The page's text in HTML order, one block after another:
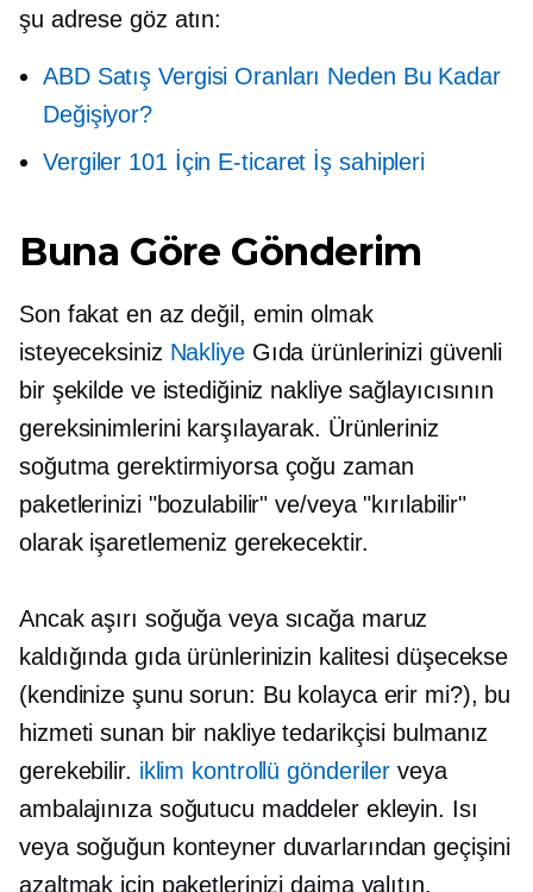
şu adrese göz atın:
ABD Satış Vergisi Oranları Neden Bu Kadar
Değişiyor?
Vergiler 101 İçin E-ticaret İş sahipleri
Buna Göre Gönderim
Son fakat en az değil, emin olmak
isteyeceksiniz NakliyeGıda ürünlerinizi güvenli
bir şekilde ve istediğiniz nakliye sağlayıcısının
gereksinimlerini karşılayarak. Ürünleriniz
soğutma gerektirmiyorsa çoğu zaman
paketlerinizi "bozulabilir" ve/veya "kırılabilir"
olarak işaretlemeniz gerekecektir.
Ancak aşırı soğuğa veya sıcağa maruz
kaldığında gıda ürünlerinizin kalitesi düşecekse
(kendinize şunu sorun: Bu kolayca erir mi?), bu
hizmeti sunan bir nakliye tedarikçisi bulmanız
gerekebilir. iklim kontrollü gönderiler veya
ambalajınıza soğutucu maddeler ekleyin. Isı
veya soğuğun konteyner duvarlarından geçişini
azaltmak için paketlerinizi daima yalıtın.